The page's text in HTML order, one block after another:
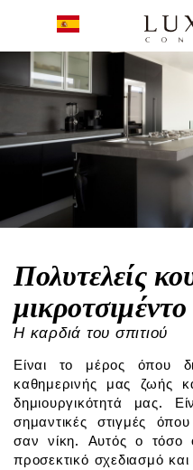
Πολυτελείς
μικροτσιμέντο
Η καρδιά του σπιτιού
Είναι το μέρος όπου
καθημερινής μας ζωής
δημιουργικότητά μας.
σημαντικές στιγμές
σαν νίκη. Αυτός ο τόσο
προσεκτικό σχεδιασμό